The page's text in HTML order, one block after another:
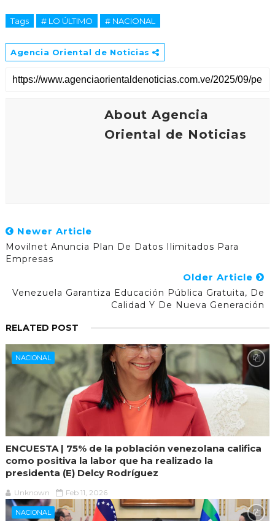
Tags # LO ÚLTIMO # NACIONAL
Agencia Oriental de Noticias
About Agencia
Oriental de Noticias
Newer Article
Movilnet Anuncia Plan De Datos Ilimitados Para
Empresas
Older Article
Venezuela Garantiza Educación Pública Gratuita, De
Calidad Y De Nueva Generación
RELATED POST
NACIONAL
ENCUESTA | 75% de la población venezolana califica
como positiva la labor que ha realizado la
presidenta (E) Delcy Rodríguez
Unknown Feb 11, 2026
NACIONAL